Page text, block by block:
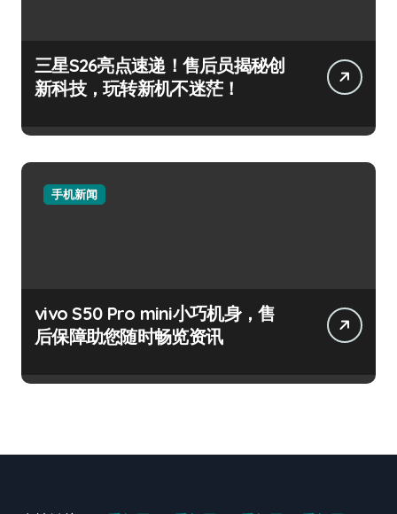
三星S26亮点速递！售后员揭秘创
新科技，玩转新机不迷茫！
手机新闻
vivo S50 Pro mini小巧机身，售
后保障助您随时畅览资讯